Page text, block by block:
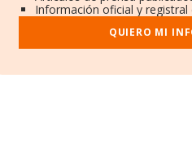
Información oficial y registral
QUIERO MI